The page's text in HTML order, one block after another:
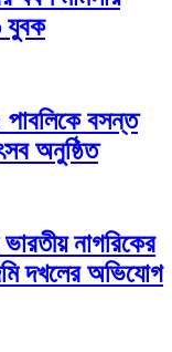
যুবক
পাবলিকে বসন্ত
অনুষ্ঠিত
নাগরিকের
দখলের অভিযোগ